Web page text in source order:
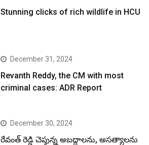
Stunning clicks of rich wildlife in HCU
December 31, 2024
Revanth Reddy, the CM with most
criminal cases: ADR Report
December 30, 2024
రేవంత్ రెడ్డి చెప్తున్న అబద్ధాలను, అసత్యాలను